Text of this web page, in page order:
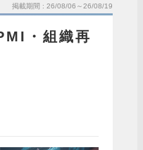
掲載期間 26/08/06～26/08/19
・組織再